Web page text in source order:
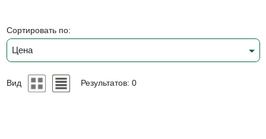
Сортировать по:
Цена
Вид Результатов: 0